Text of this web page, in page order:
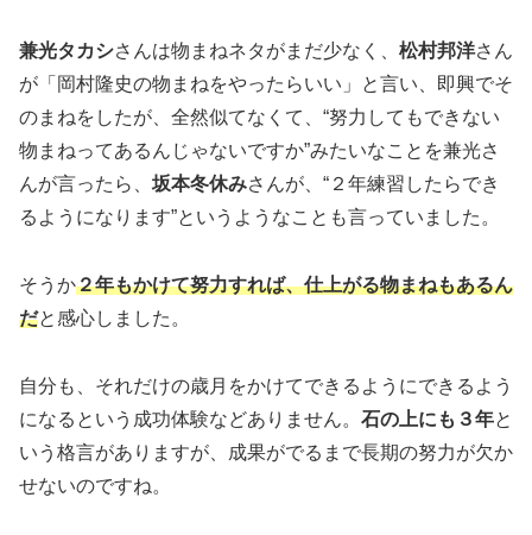
兼光タカシさんは物まねネタがまだ少なく、 松村邦洋さん
が「岡村隆史の物まねをやったらいい」と言い、即興でそ
のまねをしたが、全然似てなくて、“努力してもできない
物まねってあるんじゃないですか”みたいなことを兼光さ
んが言ったら、 坂本冬休みさんが、“２年練習したらでき
るようになります”というようなことも言っていました。
そうか２年もかけて努力すれば、仕上がる物まねもあるん
だと感心しました。
自分も、それだけの歳月をかけてできるようにできるよう
になるという成功体験などありません。 石の上にも３年と
いう格言がありますが、成果がでるまで長期の努力が欠か
せないのですね。